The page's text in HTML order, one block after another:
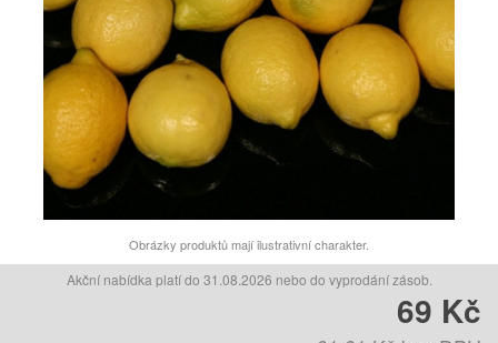
Obrázky produktů mají ilustrativní charakter.
Akční nabídka platí do 31.08.2026 nebo do vyprodání zásob.
69 Kč